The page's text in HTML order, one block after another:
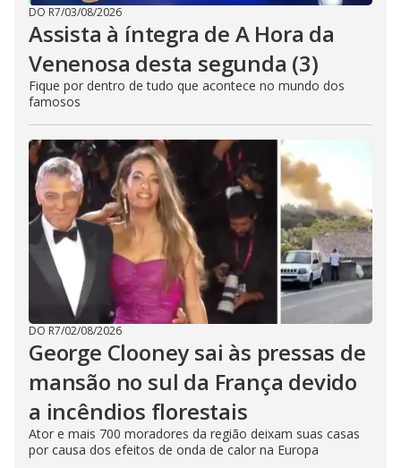
DO R7/03/08/2026
Assista à íntegra de A Hora da
Venenosa desta segunda (3)
Fique por dentro de tudo que acontece no mundo dos
famosos
DO R7/02/08/2026
George Clooney sai às pressas de
mansão no sul da França devido
a incêndios florestais
Ator e mais 700 moradores da região deixam suas casas
por causa dos efeitos de onda de calor na Europa